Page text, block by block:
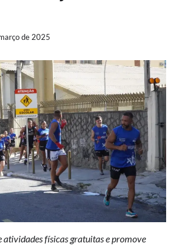
de 2025
físicas gratuitas e promove